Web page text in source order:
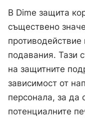
В Dime защита
съществено
подавания. Тази
на защитните
зависимост от
персонала, за да
потенциалните